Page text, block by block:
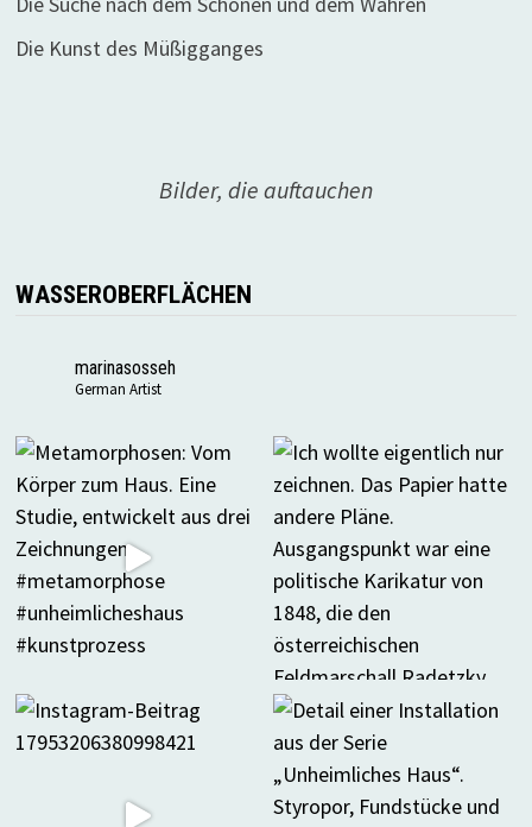
Die Kunst des Müßigganges
Bilder, die auftauchen
WASSEROBERFLÄCHEN
marinasosseh
German Artist